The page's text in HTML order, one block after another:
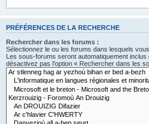
PRÉFÉRENCES DE LA RECHERCHE
Rechercher dans les forums :
Sélectionnez le ou les forums dans lesquels
Les sous-forums seront automatiquement
désactivez pas l’option « Rechercher dans les